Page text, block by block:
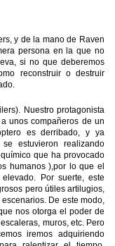
y de la mano de Raven
persona en la que no
si no que deberemos
reconstruir o destruir
Nuestro protagonista
unos compañeros de un
es derribado, y ya
estuvieron realizando
que ha provocado
humanos ),por lo que el
Por suerte, este
pero útiles artilugios,
De este modo,
nos otorga el poder de
muros, etc. Pero
iremos adquiriendo